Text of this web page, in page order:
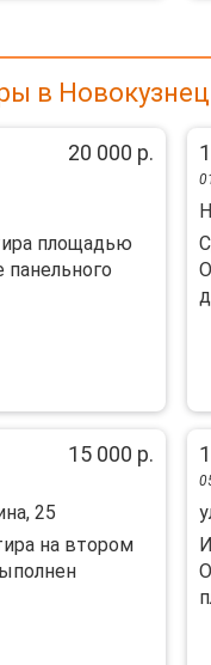
в
20 000 р.
площадью
15 000 р.
25
нa втором